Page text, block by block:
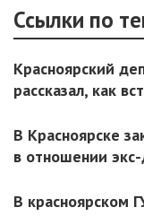
Ссылки по
Красноярский
рассказал, как
В Красноярске
в отношении
В красноярском